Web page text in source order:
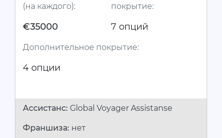
(на каждого):
€35000
покрытие:
7 опций
Дополнительное покрытие:
4 опции
Ассистанc: Global Voyager Assistanse
Франшиза: нет